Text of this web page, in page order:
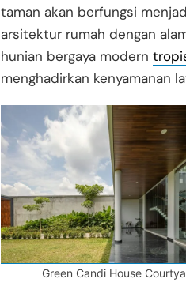
taman akan berfungsi
arsitektur rumah dengan
hunian bergaya modern
menghadirkan kenyamanan
Green Candi House